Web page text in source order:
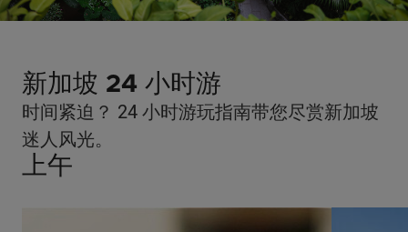
新加坡 24 小时游
时间紧迫？ 24 小时游玩指南带您尽赏新加坡
迷人风光。
上午